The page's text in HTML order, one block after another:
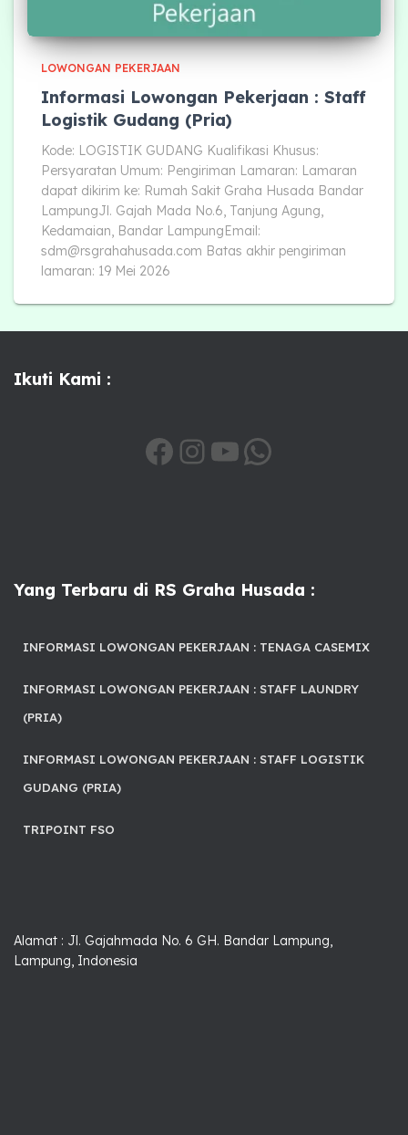
LOWONGAN PEKERJAAN
Informasi Lowongan Pekerjaan : Staff
Logistik Gudang (Pria)
Kode: LOGISTIK GUDANG Kualifikasi Khusus:
Persyaratan Umum: Pengiriman Lamaran: Lamaran
dapat dikirim ke: Rumah Sakit Graha Husada Bandar
LampungJl. Gajah Mada No.6, Tanjung Agung,
Kedamaian, Bandar LampungEmail:
sdm@rsgrahahusada.com Batas akhir pengiriman
lamaran: 19 Mei 2026
Ikuti Kami :
HTTPS://WWW.FACEBOOK.COM/SHARE/1A6QSXIHTV/ INSTAGRAM YOUTUBE
Yang Terbaru di RS Graha Husada :
INFORMASI LOWONGAN PEKERJAAN : TENAGA CASEMIX
INFORMASI LOWONGAN PEKERJAAN : STAFF LAUNDRY
(PRIA)
INFORMASI LOWONGAN PEKERJAAN : STAFF LOGISTIK
GUDANG (PRIA)
TRIPOINT FSO
Alamat : Jl. Gajahmada No. 6 GH. Bandar Lampung,
Lampung, Indonesia